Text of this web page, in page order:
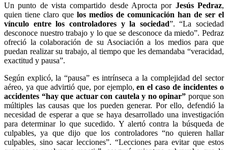
Un punto de vista compartido desde Aprocta por Jesús Pedraz,
quien tiene claro que los medios de comunicación han de ser el
vínculo entre los controladores y la sociedad”. “La sociedad
desconoce nuestro trabajo y lo que se desconoce da miedo”. Pedraz
ofreció la colaboración de su Asociación a los medios para que
puedan realizar su trabajo, al tiempo que les demandaba “veracidad,
exactitud y pausa”.
Según explicó, la “pausa” es intrínseca a la complejidad del sector
aéreo, ya que advirtió que, por ejemplo,en el caso de incidentes o
accidentes “hay que actuar con cautela y no opinar” porque son
múltiples las causas que los pueden generar. Por ello, defendió la
necesidad de esperar a que se haya desarrollado una investigación
para determinar lo que sucedido. Y alertó contra la búsqueda de
culpables, ya que dijo que los controladores “no quieren hallar
culpables, sino sacar lecciones”. “Lecciones para evitar que estos